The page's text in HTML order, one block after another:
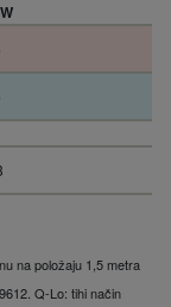
na položaju 1,5 metra
Q-Lo: tihi način